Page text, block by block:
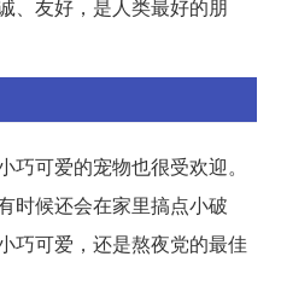
、友好，是人类最好的朋
可爱的宠物也很受欢迎。
时候还会在家里搞点小破
巧可爱，还是熬夜党的最佳